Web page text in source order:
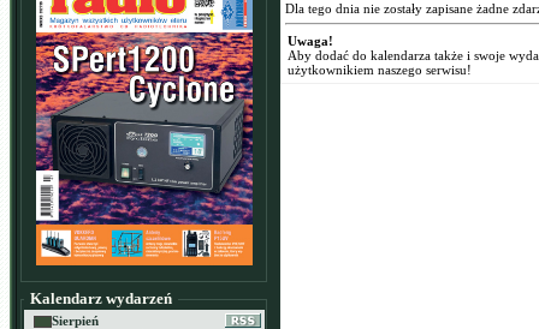
Kalendarz wydarzeń
Sierpień
Dla tego dnia nie zostały zapisane żadne
Uwaga!
Aby dodać do kalendarza także i swoje
użytkownikiem naszego serwisu!